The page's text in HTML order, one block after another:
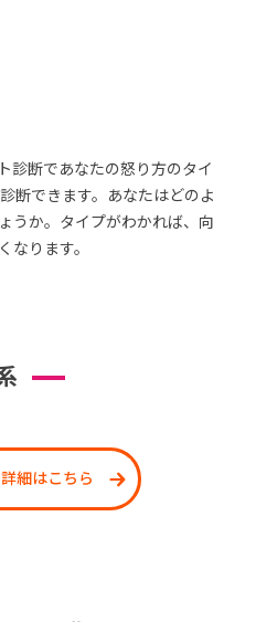
診断であなたの怒り方のタイ
断できます。あなたはどのよ
うか。タイプがわかれば、向
なります。
細はこちら